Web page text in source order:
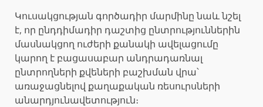
Կուսակցության գործադիր մարմինը նաև նշել
է, որ ընդդիմադիր դաշտից ընտրություններին
մասնակցող ուժերի քանակի ավելացումը
կարող է բացասաբար անդրադառնալ
ընտրողների քվեների բաշխման վրա՝
առաջացնելով քաղաքական ռեսուրսների
անարդյունավետություն։